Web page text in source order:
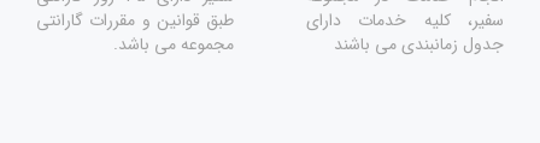
سفیر، کلیه خدمات دارای
جدول زمانبندی می باشند
طبق قوانین و مقررات گارانتی
مجموعه می باشد.